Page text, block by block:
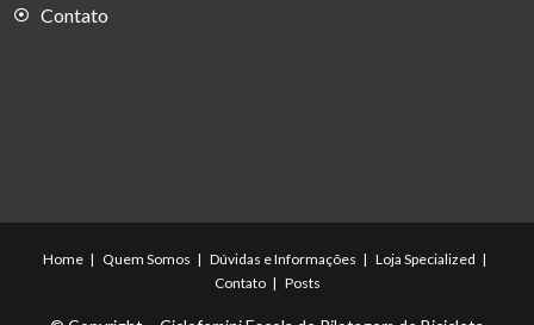
Contato
Home Quem Somos Dúvidas e Informações
Loja Specialized
Contato
Posts